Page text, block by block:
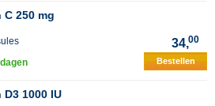
C 250 mg
34,00
Bestellen
D3 1000 IU